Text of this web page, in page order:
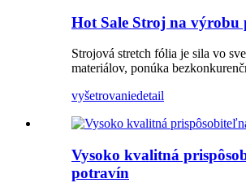
Hot Sale Stroj na výrobu
Strojová stretch fólia je sila vo
materiálov, ponúka
vyšetrovaniedetail
Vysoko kvalitná
potravín